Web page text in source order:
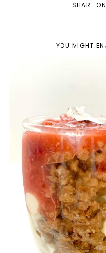
SHARE ON
YOU MIGHT